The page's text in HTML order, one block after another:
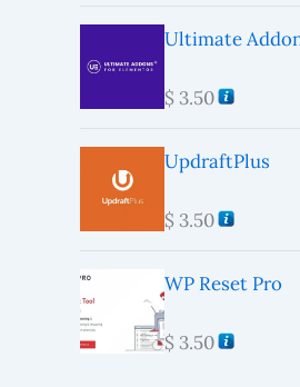
Ultimate
$ 3.50
UpdraftPlus
$ 3.50
WP Reset Pro
$ 3.50